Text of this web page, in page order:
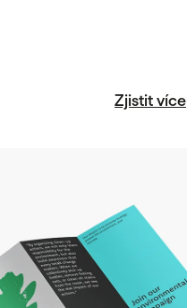
Zjistit více